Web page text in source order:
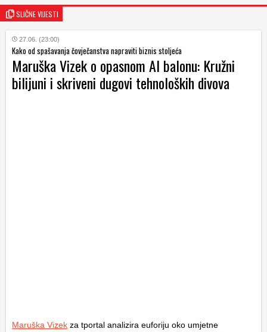
SLIČNE VIJESTI
27.06. (23:00)
Kako od spašavanja čovječanstva napraviti biznis stoljeća
Maruška Vizek o opasnom AI balonu: Kružni
bilijuni i skriveni dugovi tehnoloških divova
Maruška Vizek za tportal analizira euforiju oko umjetne